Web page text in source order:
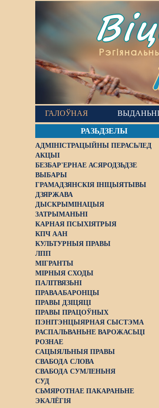
ГАЛОЎНАЯ ВЫДАНЬНІ
РАЗЬДЗЕЛЫ
АДМІНІСТРАЦЫЙНЫ ПЕРАСЬЛЕД
АКЦЫІ
БЕЗБАР'ЕРНАЕ АСЯРОДЗЬДЗЕ
ВЫБАРЫ
ГРАМАДЗЯНСКІЯ ІНІЦЫЯТЫВЫ
ДЗЯРЖАВА
ДЫСКРЫМІНАЦЫЯ
ЗАТРЫМАНЬНІ
КАРНАЯ ПСЫХІЯТРЫЯ
КПЧ ААН
КУЛЬТУРНЫЯ ПРАВЫ
ЛПП
МІГРАНТЫ
МІРНЫЯ СХОДЫ
ПАЛІТВЯЗЬНІ
ПРАВААБАРОНЦЫ
ПРАВЫ ДЗІЦЯЦІ
ПРАВЫ ПРАЦОЎНЫХ
ПЭНІТЭНЦЫЯРНАЯ СЫСТЭМА
РАСПАЛЬВАНЬНЕ ВАРОЖАСЬЦІ
РОЗНАЕ
САЦЫЯЛЬНЫЯ ПРАВЫ
СВАБОДА СЛОВА
СВАБОДА СУМЛЕНЬНЯ
СУД
СЬМЯРОТНАЕ ПАКАРАНЬНЕ
ЭКАЛЁГІЯ